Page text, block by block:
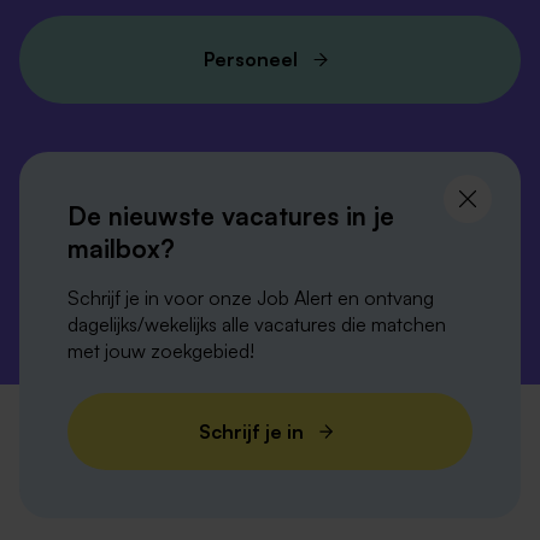
Personeel
blijf op de hoogte
Privacy-verklaring Disclaimer
Cookies
Verordening digitale diensten
Colofon Sitemap
De nieuwste vacatures in je
mailbox?
Schrijf je in voor onze Job Alert en ontvang
dagelijks/wekelijks alle vacatures die matchen
met jouw zoekgebied!
Schrijf je in